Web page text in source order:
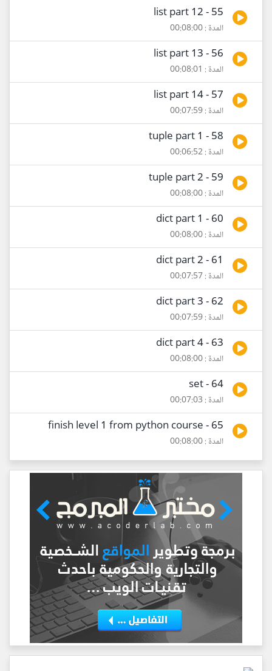
55 - list part 12
المدة : 00:08:00
56 - list part 13
المدة : 00:08:01
57 - list part 14
المدة : 00:07:59
58 - tuple part 1
المدة : 00:06:52
59 - tuple part 2
المدة : 00:08:00
60 - dict part 1
المدة : 00:08:00
61 - dict part 2
المدة : 00:07:57
62 - dict part 3
المدة : 00:07:59
63 - dict part 4
المدة : 00:08:00
64 - set
المدة : 00:07:03
65 - finish level 1 from python course
المدة : 00:08:00